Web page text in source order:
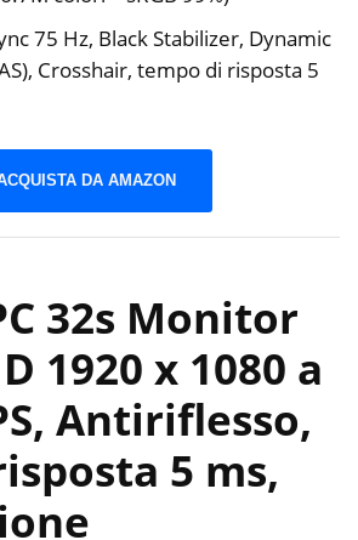
75 Hz, Black Stabilizer, Dynamic
Crosshair, tempo di risposta 5
DA AMAZON
32s Monitor
1920 x 1080 a
Antiriflesso,
5 ms,